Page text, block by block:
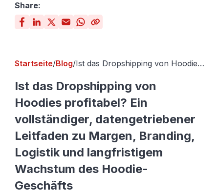
Share:
Startseite Blog Ist das Dropshipping von Hoodies
datengetriebener Leitfaden zu
Margen, Branding, Logistik und
langfristigem Wachstum des
Ist das Dropshipping von
Hoodies profitabel? Ein
vollständiger, datengetriebener
Leitfaden zu Margen, Branding,
Logistik und langfristigem
Wachstum des Hoodie-
Geschäfts